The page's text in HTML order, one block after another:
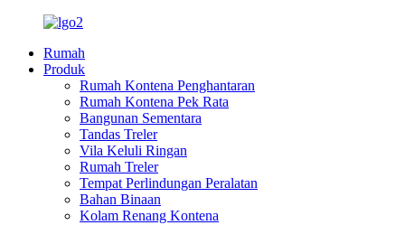
Rumah
Produk
Rumah Kontena Penghantaran
Rumah Kontena Pek Rata
Bangunan Sementara
Tandas Treler
Vila Keluli Ringan
Rumah Treler
Tempat Perlindungan Peralatan
Bahan Binaan
Kolam Renang Kontena